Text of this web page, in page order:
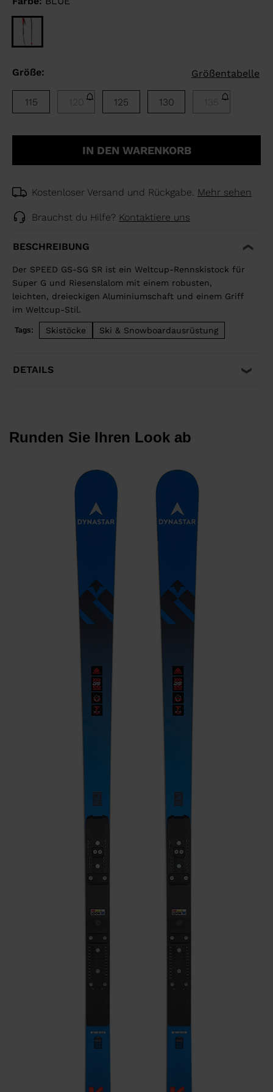
Größe: Größentabelle
115 120 125 130 135
IN DEN WARENKORB
Kostenloser Versand und Rückgabe. Mehr sehen
Brauchst du Hilfe? Kontaktiere uns
BESCHREIBUNG
Der SPEED GS-SG SR ist ein Weltcup-Rennskistock für
Super G und Riesenslalom mit einem robusten,
leichten, dreieckigen Aluminiumschaft und einem Griff
im Weltcup-Stil.
Tags: Skistöcke Ski & Snowboardausrüstung
DETAILS
Runden Sie Ihren Look ab